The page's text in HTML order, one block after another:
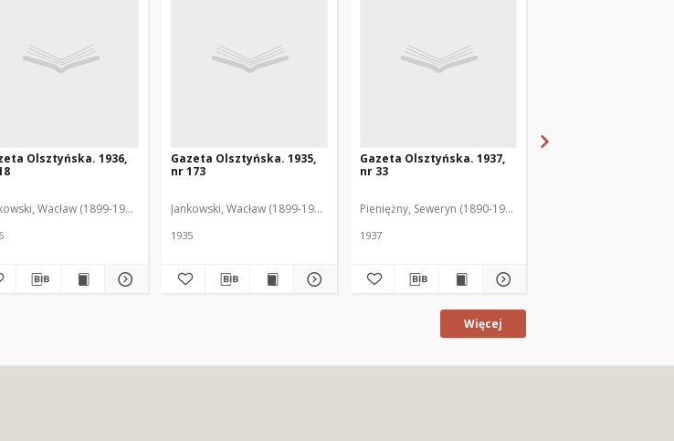
Olsztyńska. 1936,
Wacław (1899-1975). Red.
Gazeta Olsztyńska. 1935,
nr 173
Jankowski, Wacław (1899-1975). Red.
1935
Gazeta Olsztyńska. 1937,
nr 33
Pieniężny, Seweryn (1890-1940). Red.
1937
Więcej